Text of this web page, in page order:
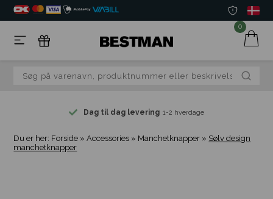
0
Dag til dag levering 1-2 hverdage
Du er her: Forside »Accessories » Manchetknapper » Sølv design
manchetknapper